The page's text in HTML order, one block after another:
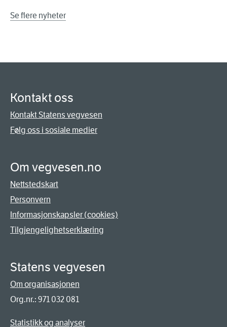
Se flere nyheter
Kontakt oss
Kontakt Statens vegvesen
Følg oss i sosiale medier
Om vegvesen.no
Nettstedskart
Personvern
Informasjonskapsler (cookies)
Tilgjengelighetserklæring
Statens vegvesen
Om organisasjonen
Org.nr.: 971 032 081
Statistikk og analyser